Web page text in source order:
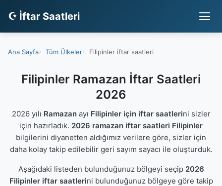
☪ İftar Saatleri
Ana Sayfa Tüm Ülkeler Filipinler iftar saatleri
Filipinler Ramazan İftar Saatleri
2026
2026 yılı Ramazanayı Filipinler için iftar saatlerini sizler
için hazırladık. 2026 ramazan iftar saatleri Filipinler
bilgilerini diyanetten aldığımız verilere göre, sizler için
daha kolay takip edilebilir geri sayım sayacı ile oluşturduk.
Aşağıdaki listeden bulunduğunuz bölgeyi seçip 2026
Filipinler iftar saatlerini bulunduğunuz bölgeye göre takip